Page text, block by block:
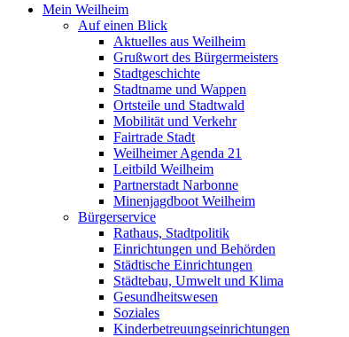
Mein Weilheim
Auf einen Blick
Aktuelles aus Weilheim
Grußwort des Bürgermeisters
Stadtgeschichte
Stadtname und Wappen
Ortsteile und Stadtwald
Mobilität und Verkehr
Fairtrade Stadt
Weilheimer Agenda 21
Leitbild Weilheim
Partnerstadt Narbonne
Minenjagdboot Weilheim
Bürgerservice
Rathaus, Stadtpolitik
Einrichtungen und Behörden
Städtische Einrichtungen
Städtebau, Umwelt und Klima
Gesundheitswesen
Soziales
Kinderbetreuungseinrichtungen